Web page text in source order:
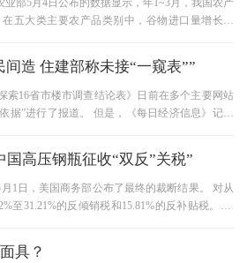
部5月4日公布的数据显示，年1~3月，我国农产
五大类主要农产品类别中，谷物进口量增长明
间造 住建部称未接“一窥表””
索16省市楼市调查结论表》日前在多个主要网站
据”进行了报道。 但是，《每日经济信息》记者
高压钢瓶征收“双反”关税”
1日，美国商务部公布了最终的裁断结果。 对从
至31.21%的反倾销税和15.81%的反补贴税。 这
具？